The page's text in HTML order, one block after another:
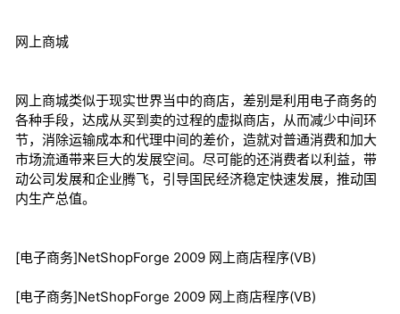
网上商城
网上商城类似于现实世界当中的商店，差别是利用电子商务的
各种手段，达成从买到卖的过程的虚拟商店，从而减少中间环
节，消除运输成本和代理中间的差价，造就对普通消费和加大
市场流通带来巨大的发展空间。尽可能的还消费者以利益，带
动公司发展和企业腾飞，引导国民经济稳定快速发展，推动国
内生产总值。
[电子商务]NetShopForge 2009 网上商店程序(VB)
[电子商务]NetShopForge 2009 网上商店程序(VB)